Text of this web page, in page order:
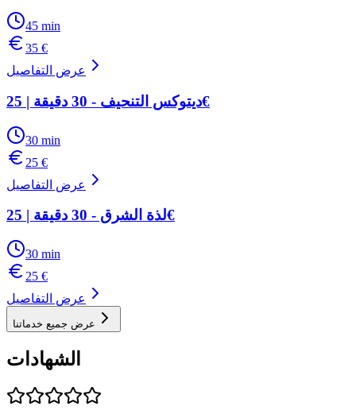
45 min
35 €
عرض التفاصيل
ديتوكس التنحيف - 30 دقيقة | 25€
30 min
25 €
عرض التفاصيل
لذة الشرق - 30 دقيقة | 25€
30 min
25 €
عرض التفاصيل
عرض جميع خدماتنا
الشهادات